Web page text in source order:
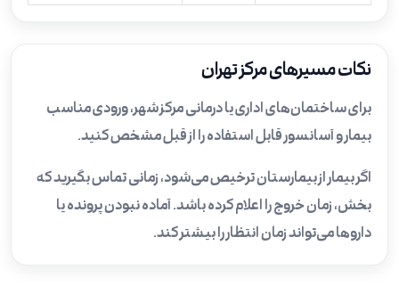
نکات مسیرهای مرکز تهران
برای ساختمان‌های اداری یا درمانی مرکز شهر، ورودی مناسب
بیمار و آسانسور قابل استفاده را از قبل مشخص کنید.
اگر بیمار از بیمارستان ترخیص می‌شود، زمانی تماس بگیرید که
بخش، زمان خروج را اعلام کرده باشد. آماده نبودن پرونده یا
داروها می‌تواند زمان انتظار را بیشتر کند.